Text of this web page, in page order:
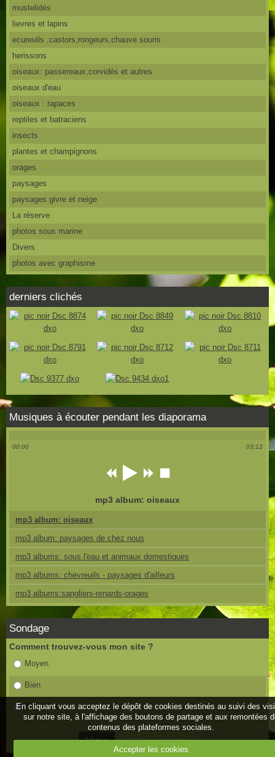
mustelidés
lievres et lapins
ecureuils ,castors,rongeurs,chauve souris
herissons
oiseaux: passereaux,corvidés et autres
oiseaux d'eau
oiseaux : rapaces
reptiles et batraciens
insects
plantes et champignons
orages
paysages
paysages givre et neige
La réserve
photos sous marine
Divers
photos avec graphisme
derniers clichés
Musiques à écouter pendant les diaporama
00:00 03:12
mp3 album: oiseaux
mp3 album: oiseaux
mp3 album: paysages de chez nous
mp3 albums: sous l'eau et animaux domestiques
mp3 albums: chevreuils - paysages d'ailleurs
mp3 albums:sangliers-renards-orages
Sondage
Comment trouvez-vous mon site ?
Moyen
Bien
Très bien
En cliquant vous acceptez le dépôt de cookies destinés au suivi des
sur notre site, à l'affichage des boutons de partage et aux remontées
contenus des plateformes sociales.
Accepter les cookies